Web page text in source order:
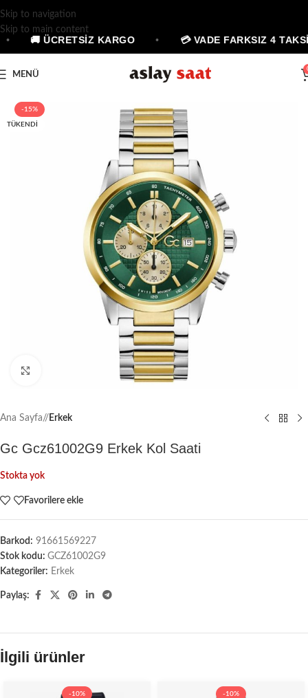
Skip to navigation
Skip to main content
🚚 ÜCRETSİZ KARGO 💳 VADE FARKSIZ 4
MENÜ
-15%
TÜKENDI
Büyütmek için tıklayın
Ana Sayfa/ Erkek
Gc Gcz61002G9 Erkek Kol Saati
Stokta yok
Favorilere ekle
Barkod: 91661569227
Stok kodu: GCZ61002G9
Kategoriler: Erkek
Paylaş:
İlgili ürünler
-10% -10%